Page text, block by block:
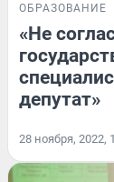
ОБРАЗОВАНИЕ
«Не
депутат»
28 ноября, 2022,